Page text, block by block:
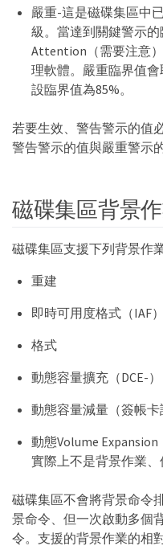
嚴重-這是磁碟集區中
級。當達到關鍵警示
Attention（需要注意
理軟體。嚴重臨界值
設臨界值為85%。
若要生效、警告警示的值
警告警示的值與嚴重警示
磁碟集區背景
磁碟集區支援下列背景作
重建
即時可用度格式（IAF）
格式
動態容量擴充（DCE-）
動態容量減量（簽帳卡
動態Volume
實際上不是背景作業、
磁碟集區不會將背景命令
景命令、但一次啟動多個
令。支援的背景作業的相